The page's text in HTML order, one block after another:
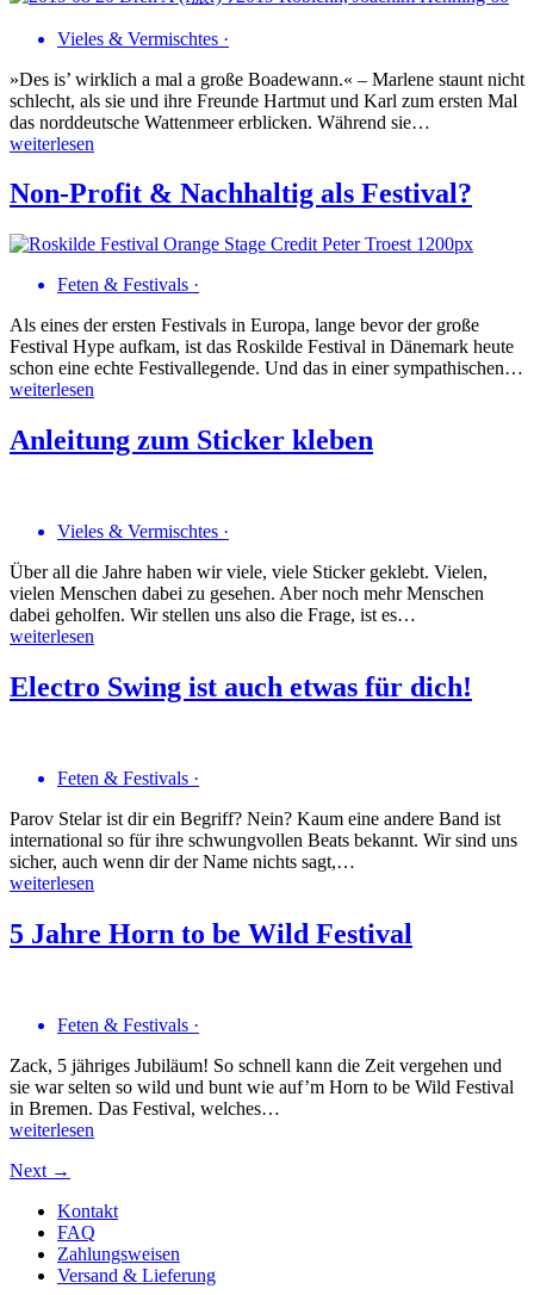
Vieles & Vermischtes ·
»Des is’ wirklich a mal a große Boadewann.« – Marlene staunt nicht
schlecht, als sie und ihre Freunde Hartmut und Karl zum ersten Mal
das norddeutsche Wattenmeer erblicken. Während sie…
weiterlesen
Non-Profit & Nachhaltig als Festival?
Feten & Festivals ·
Als eines der ersten Festivals in Europa, lange bevor der große
Festival Hype aufkam, ist das Roskilde Festival in Dänemark heute
schon eine echte Festivallegende. Und das in einer sympathischen…
weiterlesen
Anleitung zum Sticker kleben
Vieles & Vermischtes ·
Über all die Jahre haben wir viele, viele Sticker geklebt. Vielen,
vielen Menschen dabei zu gesehen. Aber noch mehr Menschen
dabei geholfen. Wir stellen uns also die Frage, ist es…
weiterlesen
Electro Swing ist auch etwas für dich!
Feten & Festivals ·
Parov Stelar ist dir ein Begriff? Nein? Kaum eine andere Band ist
international so für ihre schwungvollen Beats bekannt. Wir sind uns
sicher, auch wenn dir der Name nichts sagt,…
weiterlesen
5 Jahre Horn to be Wild Festival
Feten & Festivals ·
Zack, 5 jähriges Jubiläum! So schnell kann die Zeit vergehen und
sie war selten so wild und bunt wie auf’m Horn to be Wild Festival
in Bremen. Das Festival, welches…
weiterlesen
Next →
Kontakt
FAQ
Zahlungsweisen
Versand & Lieferung